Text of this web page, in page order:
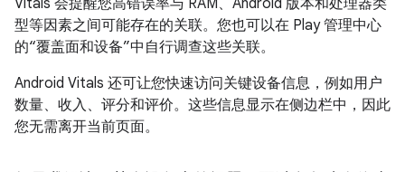
Vitals 会提醒您高错误率与 RAM、Android 版本和处理器类
型等因素之间可能存在的关联。您也可以在 Play 管理中心
的“覆盖面和设备”中自行调查这些关联。
Android Vitals 还可让您快速访问关键设备信息，例如用户
数量、收入、评分和评价。这些信息显示在侧边栏中，因此
您无需离开当前页面。